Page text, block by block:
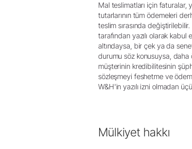
Mal teslimatları için faturalar,
tutarlarının tüm ödemeleri
teslim sırasında
tarafından yazılı olarak
altındaysa, bir çek ya da
durumu söz konusuysa, daha
müşterinin kredibilitesinin
sözleşmeyi feshetme ve
W&H'in yazılı izni olmadan
Mülkiyet hakkı